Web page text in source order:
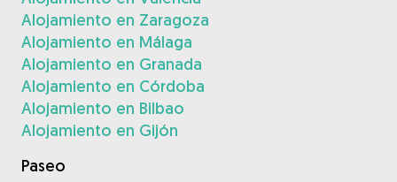
Alojamiento en Zaragoza
Alojamiento en Málaga
Alojamiento en Granada
Alojamiento en Córdoba
Alojamiento en Bilbao
Alojamiento en Gijón
Paseo